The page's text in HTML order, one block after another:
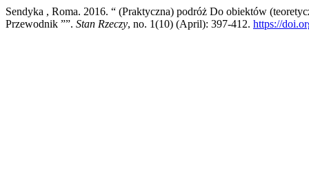
Sendyka , Roma. 2016. “ (Praktyczna) podróż Do obiektów
Przewodnik ””. Stan Rzeczy, no. 1(10) (April): 397-412. https://